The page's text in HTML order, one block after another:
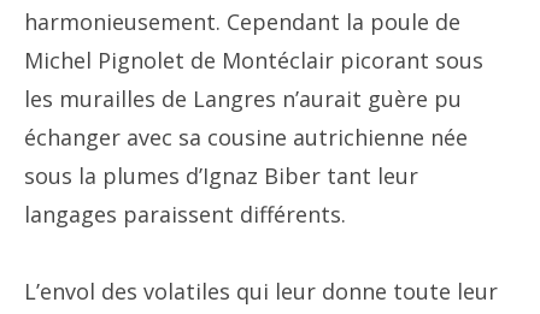
harmonieusement. Cependant la poule de
Michel Pignolet de Montéclair picorant sous
les murailles de Langres n’aurait guère pu
échanger avec sa cousine autrichienne née
sous la plumes d’Ignaz Biber tant leur
langages paraissent différents.
L’envol des volatiles qui leur donne toute leur